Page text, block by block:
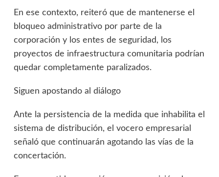
En ese contexto, reiteró que de mantenerse el
bloqueo administrativo por parte de la
corporación y los entes de seguridad, los
proyectos de infraestructura comunitaria podrían
quedar completamente paralizados.
Siguen apostando al diálogo
Ante la persistencia de la medida que inhabilita el
sistema de distribución, el vocero empresarial
señaló que continuarán agotando las vías de la
concertación.